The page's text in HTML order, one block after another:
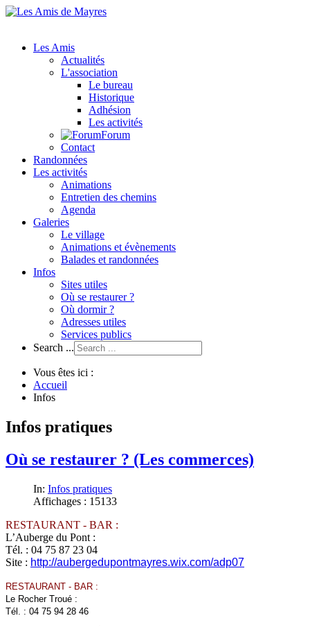
Les Amis
Actualités
L'association
Le bureau
Historique
Adhésion
Les activités
Forum
Contact
Randonnées
Les activités
Animations
Entretien des chemins
Agenda
Galeries
Le village
Animations et évènements
Balades et randonnées
Infos
Sites utiles
Où se restaurer ?
Où dormir ?
Adresses utiles
Services publics
Search ...
Vous êtes ici :
Accueil
Infos
Infos pratiques
Où se restaurer ? (Les commerces)
In: Infos pratiques
Affichages : 15133
RESTAURANT - BAR :
L’Auberge du Pont :
Tél. : 04 75 87 23 04
Site : http://aubergedupontmayres.wix.com/adp07
RESTAURANT - BAR :
Le Rocher Troué :
Tél. : 04 75 94 28 46